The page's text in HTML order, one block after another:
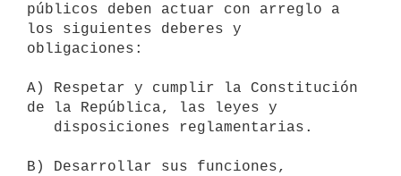
públicos deben actuar con arreglo a
los siguientes deberes y
obligaciones:
A) Respetar y cumplir la Constitución
de la República, las leyes y
B) Desarrollar sus funciones,